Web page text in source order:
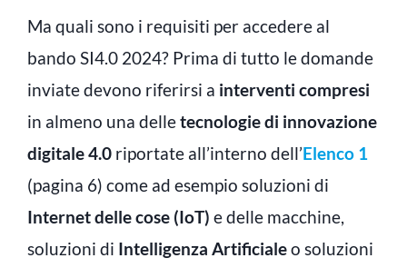
Ma quali sono i requisiti per accedere al
bando SI4.0 2024? Prima di tutto le domande
inviate devono riferirsi a interventi compresi
in almeno una delletecnologie di innovazione
digitale 4.0 riportate all’interno dell’Elenco 1
(pagina 6) come ad esempio soluzioni di
Internet delle cose (IoT) e delle macchine,
soluzioni di Intelligenza Artificialeo soluzioni